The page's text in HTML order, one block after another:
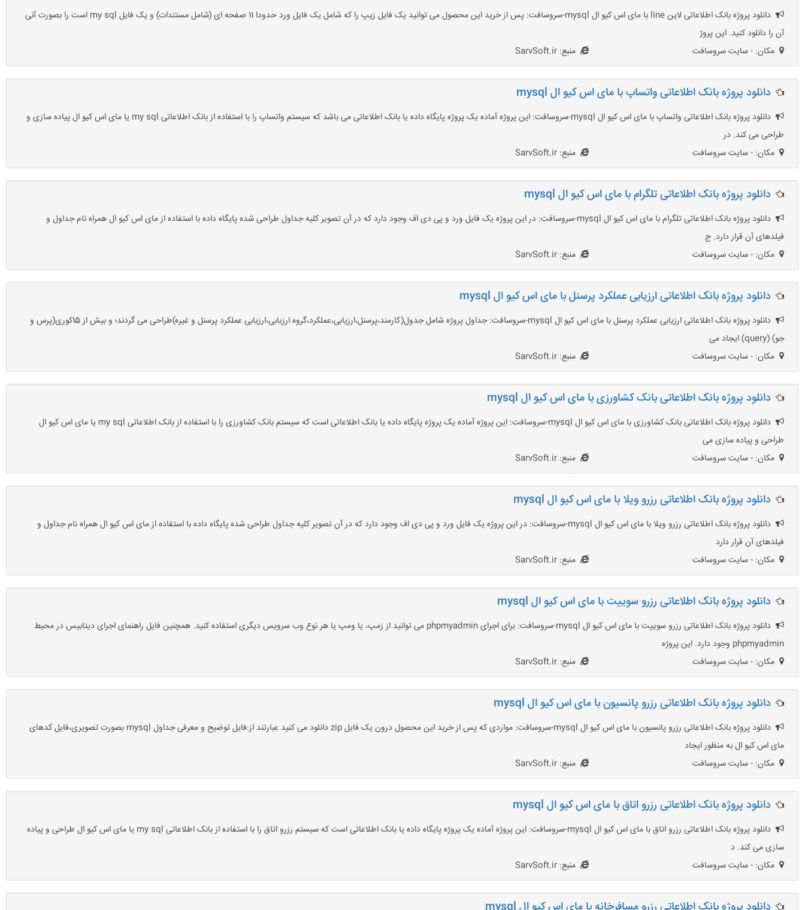
دانلود پروژه بانک اطلاعاتی لاین line با مای اس کیو ال mysql-سروسافت: پس از خرید این محصول می توانید یک فایل زیپ را که شامل یک فایل ورد حدودا 11 صفحه ای (شامل مستندات) و یک فایل my sql است را بصورت آنی
آن را دانلود کنید. این پروژ
مکان: - سایت سروسافت
منبع: SarvSoft.ir
دانلود پروژه بانک اطلاعاتی واتساپ با مای اس کیو ال mysql
دانلود پروژه بانک اطلاعاتی واتساپ با مای اس کیو ال mysql-سروسافت: این پروژه آماده یک پروژه پایگاه داده یا بانک اطلاعاتی می باشد که سیستم واتساپ را با استفاده از بانک اطلاعاتی my sql یا مای اس کیو ال پیاده سازی و
طراحی می کند. در
مکان: - سایت سروسافت
منبع: SarvSoft.ir
دانلود پروژه بانک اطلاعاتی تلگرام با مای اس کیو ال mysql
دانلود پروژه بانک اطلاعاتی تلگرام با مای اس کیو ال mysql-سروسافت: در این پروژه یک فایل ورد و پی دی اف وجود دارد که در آن تصویر کلیه جداول طراحی شده پایگاه داده با استفاده از مای اس کیو ال همراه نام جداول و
فیلدهای آن قرار دارد. ج
مکان: - سایت سروسافت
منبع: SarvSoft.ir
دانلود پروژه بانک اطلاعاتی ارزیابی عملکرد پرسنل با مای اس کیو ال mysql
دانلود پروژه بانک اطلاعاتی ارزیابی عملکرد پرسنل با مای اس کیو ال mysql-سروسافت: جداول پروژه شامل جدول(کارمند،پرسنل،ارزیابی،عملکرد،گروه ارزیابی،ارزیابی عملکرد پرسنل و غیره)طراحی می گردند؛ و بیش از 15کوری(پرس و
جو) (query) ایجاد می
مکان: - سایت سروسافت
منبع: SarvSoft.ir
دانلود پروژه بانک اطلاعاتی بانک کشاورزی با مای اس کیو ال mysql
دانلود پروژه بانک اطلاعاتی بانک کشاورزی با مای اس کیو ال mysql-سروسافت: این پروژه آماده یک پروژه پایگاه داده یا بانک اطلاعاتی است که سیستم بانک کشاورزی را با استفاده از بانک اطلاعاتی my sql یا مای اس کیو ال
طراحی و پیاده سازی می
مکان: - سایت سروسافت
منبع: SarvSoft.ir
دانلود پروژه بانک اطلاعاتی رزرو ویلا با مای اس کیو ال mysql
دانلود پروژه بانک اطلاعاتی رزرو ویلا با مای اس کیو ال mysql-سروسافت: در این پروژه یک فایل ورد و پی دی اف وجود دارد که در آن تصویر کلیه جداول طراحی شده پایگاه داده با استفاده از مای اس کیو ال همراه نام جداول و
فیلدهای آن قرار دارد
مکان: - سایت سروسافت
منبع: SarvSoft.ir
دانلود پروژه بانک اطلاعاتی رزرو سوییت با مای اس کیو ال mysql
دانلود پروژه بانک اطلاعاتی رزرو سوییت با مای اس کیو ال mysql-سروسافت: برای اجرای phpmyadmin می توانید از زمپ، یا ومپ یا هر نوع وب سرویس دیگری استفاده کنید. همچنین فایل راهنمای اجرای دیتابیس در محیط
phpmyadmin وجود دارد. این پروژه
مکان: - سایت سروسافت
منبع: SarvSoft.ir
دانلود پروژه بانک اطلاعاتی رزرو پانسیون با مای اس کیو ال mysql
دانلود پروژه بانک اطلاعاتی رزرو پانسیون با مای اس کیو ال mysql-سروسافت: مواردی که پس از خرید این محصول درون یک فایل zip دانلود می کنید عبارتند از:فایل توضیح و معرفی جداول mysql بصورت تصویری،فایل کدهای
مای اس کیو ال به منظور ایجاد
مکان: - سایت سروسافت
منبع: SarvSoft.ir
دانلود پروژه بانک اطلاعاتی رزرو اتاق با مای اس کیو ال mysql
دانلود پروژه بانک اطلاعاتی رزرو اتاق با مای اس کیو ال mysql-سروسافت: این پروژه آماده یک پروژه پایگاه داده یا بانک اطلاعاتی است که سیستم رزرو اتاق را با استفاده از بانک اطلاعاتی my sql یا مای اس کیو ال طراحی و پیاده
سازی می کند. د
مکان: - سایت سروسافت
منبع: SarvSoft.ir